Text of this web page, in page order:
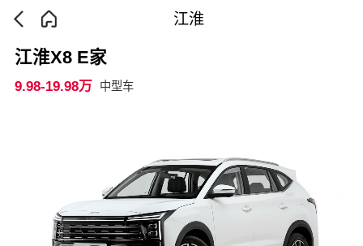
江淮
江淮X8 E家
9.98-19.98万 中型车